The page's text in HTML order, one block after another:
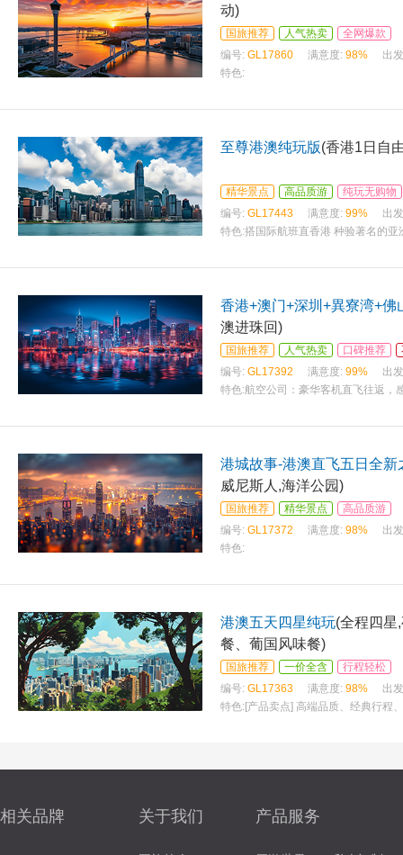
动)
国旅推荐 人气热卖
全网爆款
编号: GL17860 满意度: 98%
出
特色:
至尊港澳纯玩版(香港1日自
精华景点 高品质游
纯玩无购物
编号: GL17443 满意度: 99%
出
特色:搭国际航班直香港 种验著名的
香港+澳门+深圳+異寮湾+
澳进珠回)
国旅推荐 人气热卖 口碑推荐
编号: GL17392 满意度: 99%
出
特色:航空公司：豪华客机直飞往返，
港城故事-港澳直飞五日全新
威尼斯人,海洋公园)
国旅推荐 精华景点
高品质游
编号: GL17372 满意度: 98%
出
特色:
港澳五天四星纯玩(全程四星
餐、葡国风味餐)
国旅推荐 一价全含
行程轻松
编号: GL17363 满意度: 98%
出
特色: [产品卖点] 高端品质、经典行程
相关品牌 关于我们 产品服务